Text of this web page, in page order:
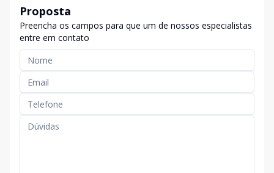
Proposta
Preencha os campos para que um de nossos especialistas
entre em contato